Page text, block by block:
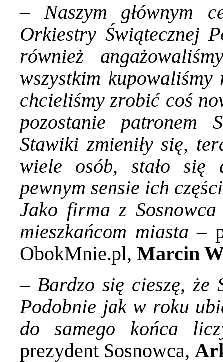
– Naszym głównym
Orkiestry Świątecznej
również
wszystkim
chcieliśmy zrobić coś
pozostanie patronem
Stawiki zmieniły się,
wiele osób, stało się
pewnym sensie ich
Jako firma z
mieszkańcom miasta –
ObokMnie.pl, Marcin
– Bardzo się cieszę, że
Podobnie jak w roku
do samego końca
prezydent Sosnowca,